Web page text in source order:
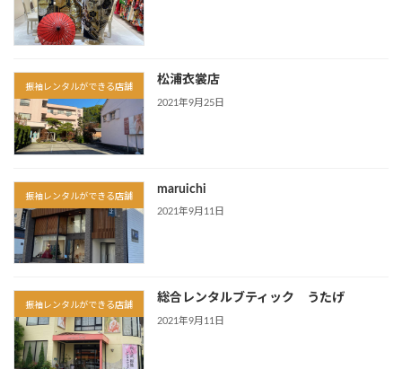
振袖レンタルができる店舗
松浦衣裳店
2021年9月25日
振袖レンタルができる店舗
maruichi
2021年9月11日
振袖レンタルができる店舗
総合レンタルブティック うたげ
2021年9月11日